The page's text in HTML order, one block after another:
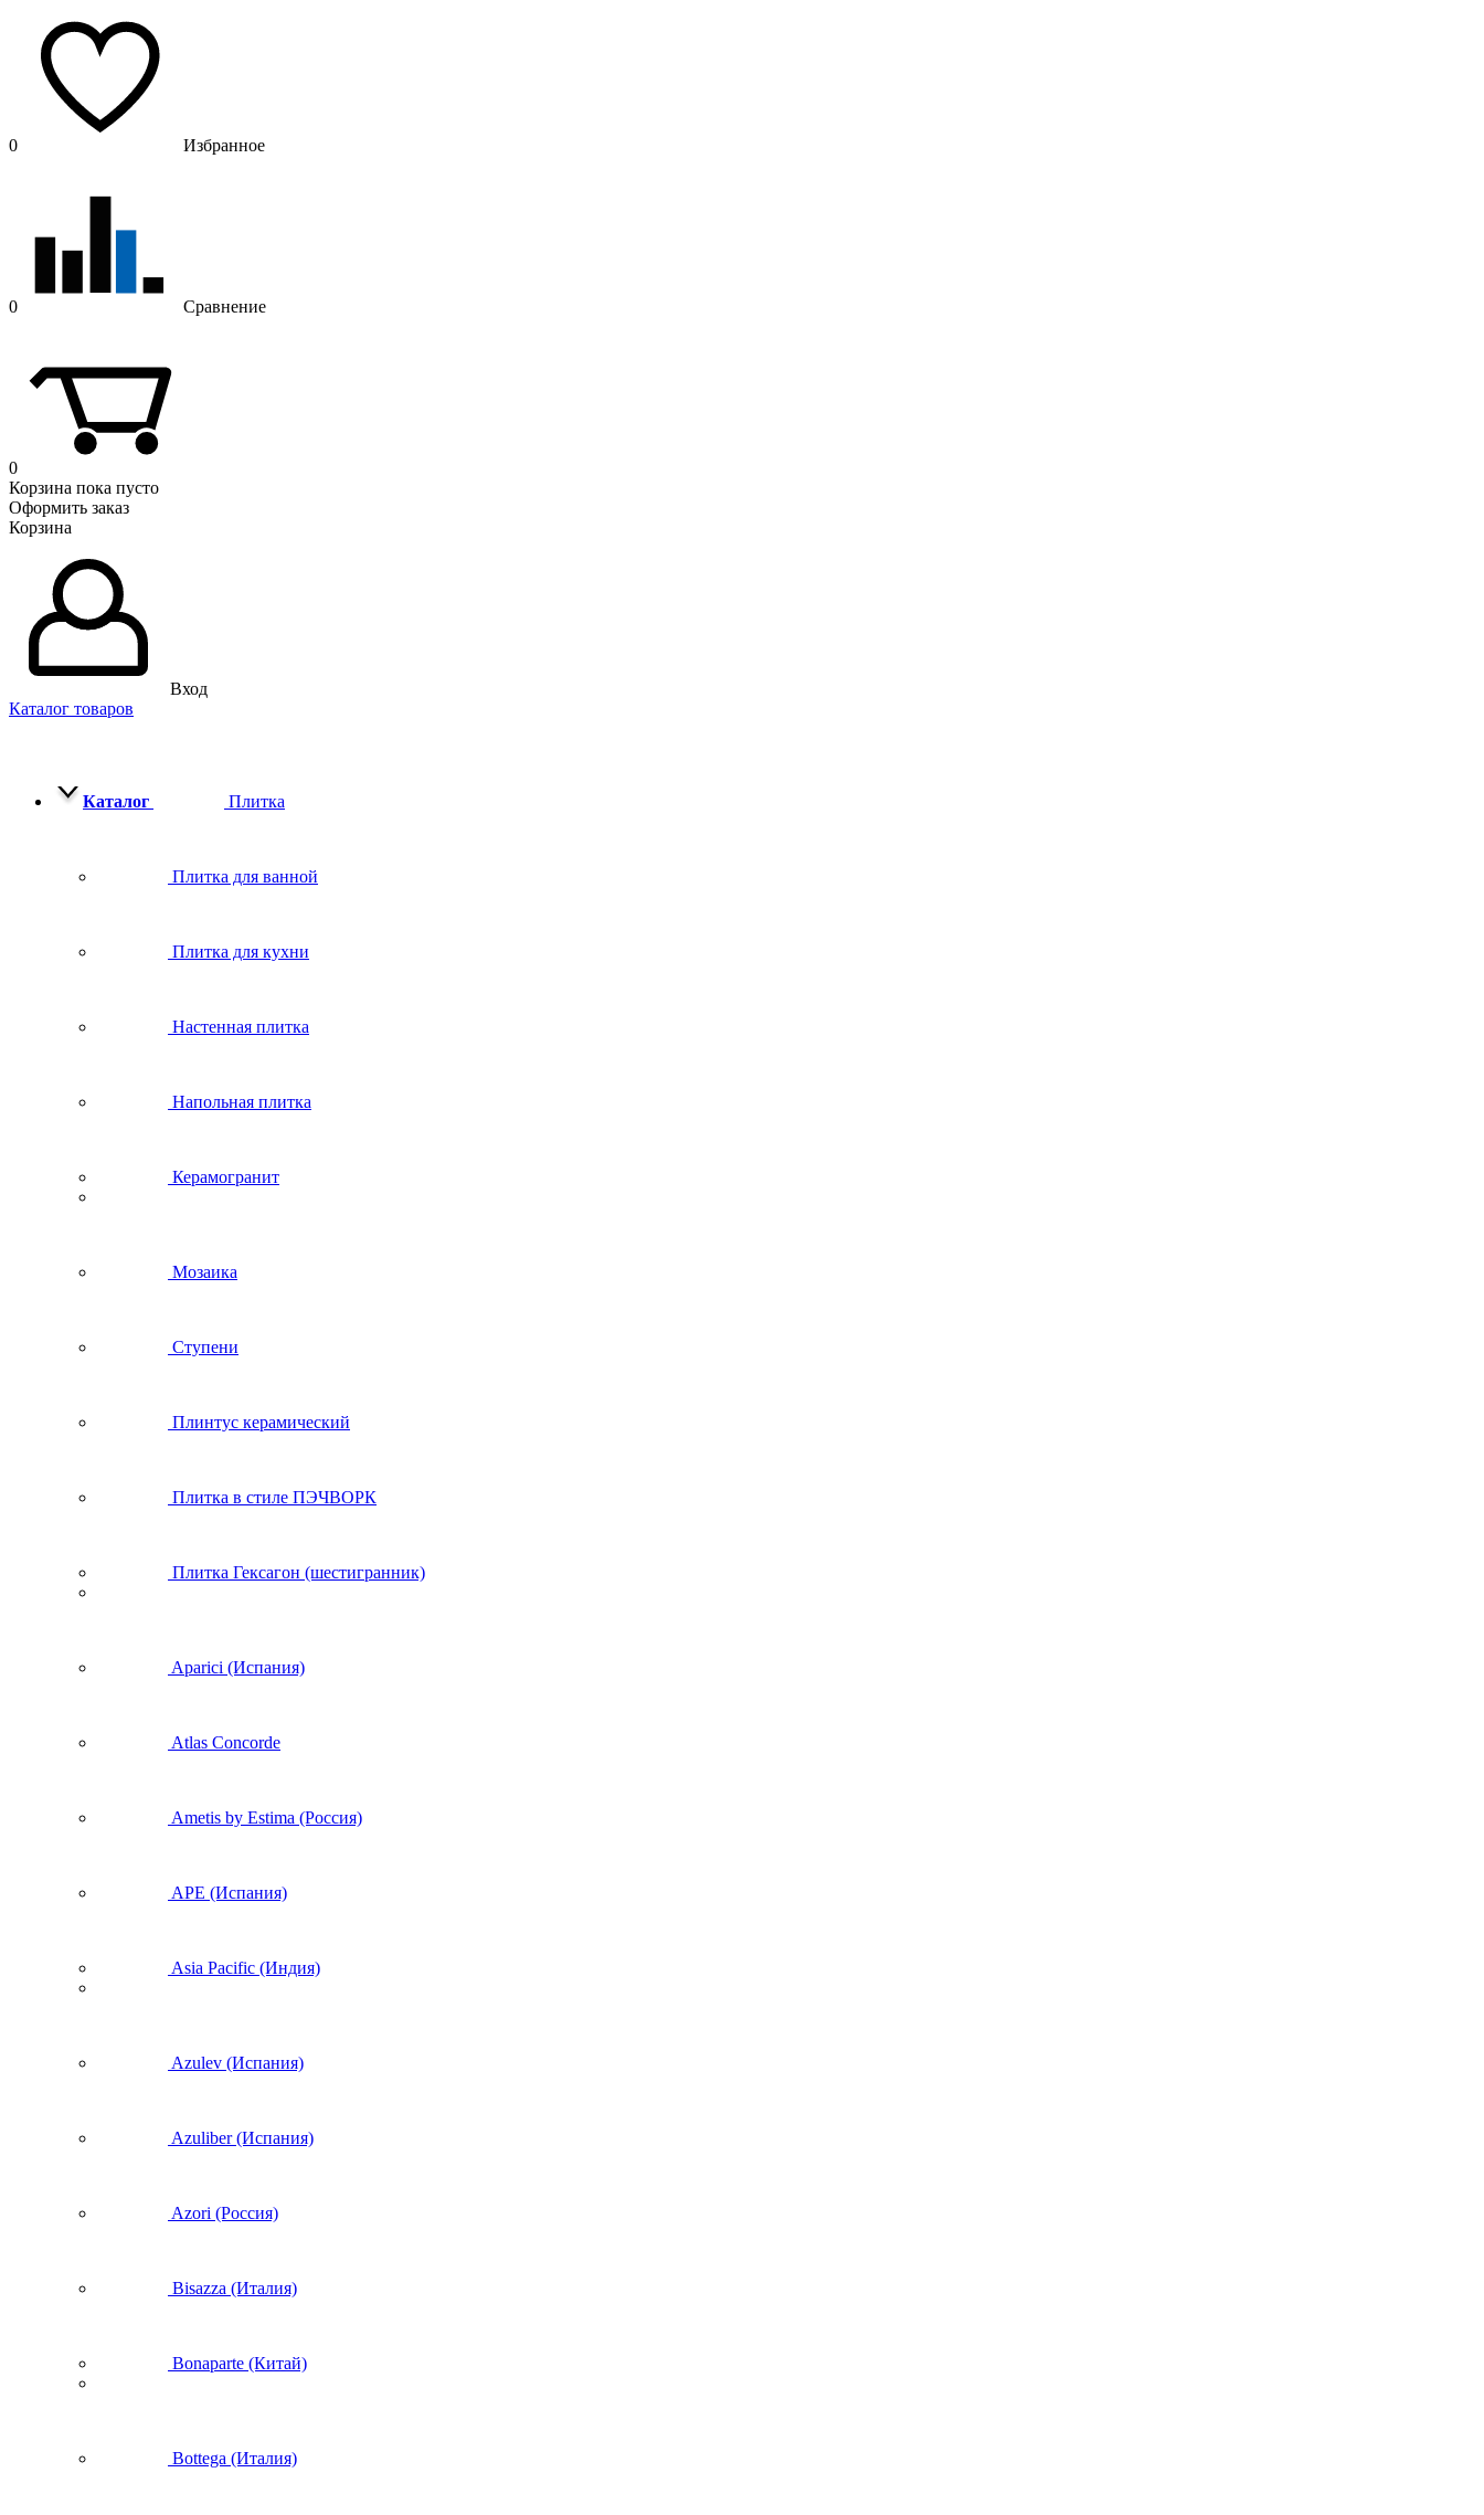
0 Избранное
0 Сравнение
0
Корзина пока пусто
Оформить заказ
Корзина
Вход
Каталог товаров
Каталог Плитка
Плитка для ванной
Плитка для кухни
Настенная плитка
Напольная плитка
Керамогранит
Мозаика
Ступени
Плинтус керамический
Плитка в стиле ПЭЧВОРК
Плитка Гексагон (шестигранник)
Aparici (Испания)
Atlas Concorde
Ametis by Estima (Россия)
APE (Испания)
Asia Pacific (Индия)
Azulev (Испания)
Azuliber (Испания)
Azori (Россия)
Bisazza (Италия)
Bonaparte (Китай)
Bottega (Италия)